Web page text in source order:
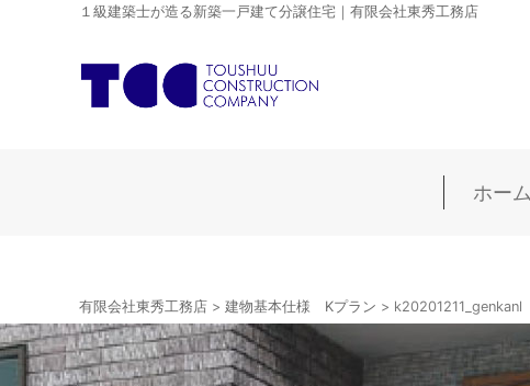
１級建築士が造る新築一戸建て分譲住宅｜有限会社東秀工務店
ホーム
有限会社東秀工務店 > 建物基本仕様 Kプラン > k20201211_genkanl